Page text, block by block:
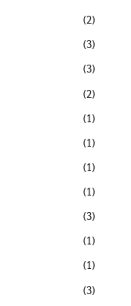
(2)
(3)
(3)
(2)
(1)
(1)
(1)
(1)
(3)
(1)
(1)
(3)